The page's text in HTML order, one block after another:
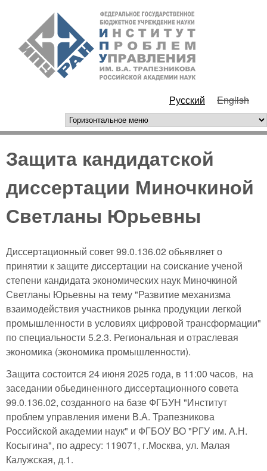
Перейти к основному
содержанию
РАН
Русский English
горизонтальное меню
Защита кандидатской
диссертации Миночкиной
Светланы Юрьевны
Диссертационный совет 99.0.136.02 обьявляет о
принятии к защите диссертации на соискание ученой
степени кандидата экономических наук Миночкиной
Светланы Юрьевны на тему "Развитие механизма
взаимодействия участников рынка продукции легкой
промышленности в условиях цифровой трансформации"
по специальности 5.2.3. Региональная и отраслевая
экономика (экономика промышленности).
Защита состоится 24 июня 2025 года, в 11:00 часов, на
заседании обьединенного диссертационного совета
99.0.136.02, созданного на базе ФГБУН "Институт
проблем управления имени В.А. Трапезникова
Российской академии наук" и ФГБОУ ВО "РГУ им. А.Н.
Косыгина", по адресу: 119071, г.Москва, ул. Малая
Калужская, д.1.